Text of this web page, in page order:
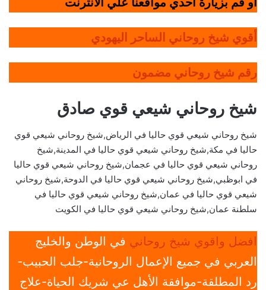
أقوي شيخ روحاني الساحر اليهودي
رقم شيخ روحاني مضمون
شيخ روحاني شيعي قوي صادق
شيخ روحاني شيعي قوي حاليا في الرياض,شيخ روحاني شيعي قوي
حاليا في مكة,شيخ روحاني شيعي قوي حاليا في المدينة,شيخ
روحاني شيعي قوي حاليا في عجمان,شيخ روحاني شيعي قوي حاليا
في ابوظبي,شيخ روحاني شيعي قوي حاليا في الدوحة,شيخ روحاني
شيعي قوي حاليا في عمان,شيخ روحاني شيعي قوي حاليا في
سلطنة عمان,شيخ روحاني شيعي قوي حاليا في الكويت
افضل واقوي شيخ روحاني في الوطن والخليج
العربي في جميع الإعمال الروحانية-جلب الحبيب-
رد المطلقة-موافقة الأهل عي شريك الحياة-علاج